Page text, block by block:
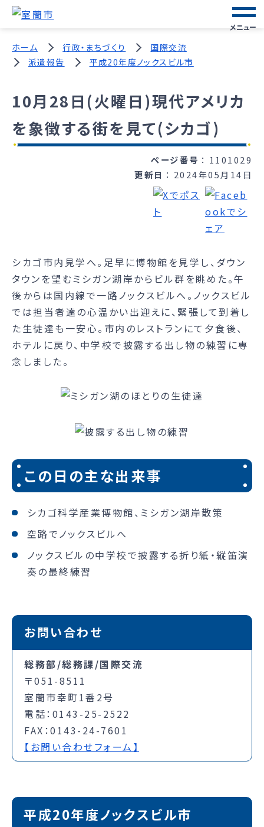
メニュー
ホーム 行政・まちづくり
国際交流
派遣報告
平成20年度ノックスビル市
10月28日(火曜日)現代アメリカ
を象徴する街を見て(シカゴ)
ページ番号
1101029
更新日
2024年05月14日
シカゴ市内見学へ。足早に博物館を見学し、ダウン
タウンを望むミシガン湖岸からビル群を眺めた。午
後からは国内線で一路ノックスビルへ。ノックスビル
では担当者達の心温かい出迎えに、緊張して到着し
た生徒達も一安心。市内のレストランにて夕食後、
ホテルに戻り、中学校で披露する出し物の練習に専
念しました。
この日の主な出来事
シカゴ科学産業博物館、ミシガン湖岸散策
空路でノックスビルへ
ノックスビルの中学校で披露する折り紙・縦笛演
奏の最終練習
お問い合わせ
総務部/総務課/国際交流
〒051-8511
室蘭市幸町1番2号
電話：0143-25-2522
FAX：0143-24-7601
【お問い合わせフォーム】
平成20年度ノックスビル市